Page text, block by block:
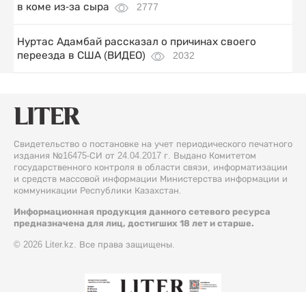
в коме из-за сыра
2777
Нуртас Адамбай рассказал о причинах своего
переезда в США (ВИДЕО)
2032
Свидетельство о постановке на учет периодического печатного
издания №16475-СИ от 24.04.2017 г. Выдано Комитетом
государственного контроля в области связи, информатизации
и средств массовой информации Министерства информации и
коммуникации Республики Казахстан.
Информационная продукция данного сетевого ресурса
предназначена для лиц, достигших 18 лет и старше.
© 2026 Liter.kz. Все права защищены.